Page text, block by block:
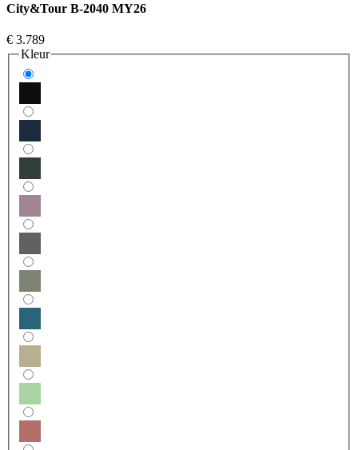
City&Tour B-2040 MY26
€ 3.789
Kleur